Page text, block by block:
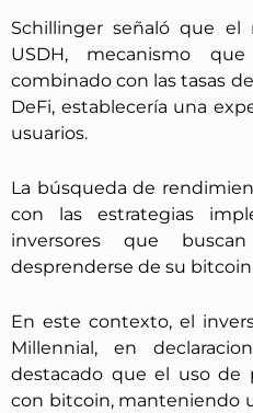
Schillinger señaló que
USDH, mecanismo
combinado con las tasas
DeFi, establecería una
usuarios.
La búsqueda de
con las estrategias
inversores que
desprenderse de su
En este contexto, el
Millennial, en
destacado que el uso de
con bitcoin, manteniendo